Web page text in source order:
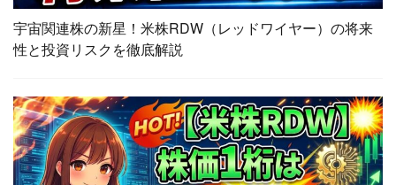
宇宙関連株の新星！米株RDW（レッドワイヤー）の将来
性と投資リスクを徹底解説